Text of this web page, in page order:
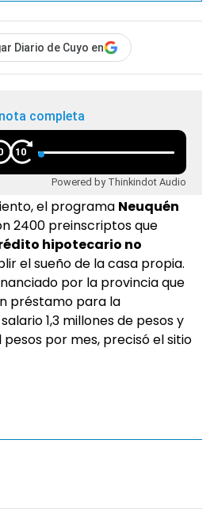
Diario de Cuyo en
completa
10
Powered by Thinkindot Audio
el programa Neuquén
2400 preinscriptos que
hipotecario no
el sueño de la casa propia.
por la provincia que
préstamo para la
1,3 millones de pesos y
por mes, precisó el sitio